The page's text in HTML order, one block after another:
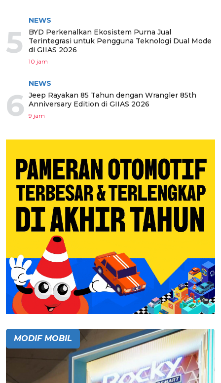
5
NEWS
BYD Perkenalkan Ekosistem Purna Jual
Terintegrasi untuk Pengguna Teknologi Dual Mode
di GIIAS 2026
10 jam
6
NEWS
Jeep Rayakan 85 Tahun dengan Wrangler 85th
Anniversary Edition di GIIAS 2026
9 jam
MODIF MOBIL